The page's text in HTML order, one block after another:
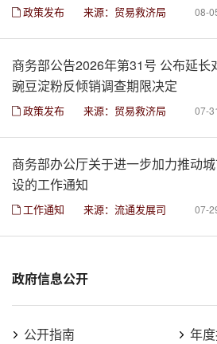
政策发布 来源：贸易救济局 08-
商务部公告2026年第31号 公布延长
豌豆淀粉反倾销调查期限决定
政策发布 来源：贸易救济局 07-31
商务部办公厅关于进一步加力推动
设的工作通知
工作通知 来源：流通发展司 07-
政府信息公开
公开指南
年